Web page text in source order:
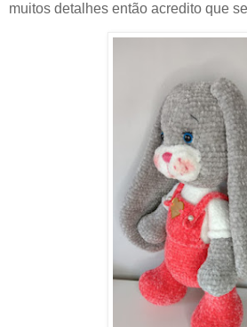
muitos detalhes então acredito que